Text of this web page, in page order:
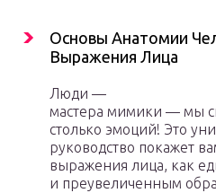
Основы Анатомии
Выражения Лица
Люди —
мастера мимики — мы
столько эмоций! Это
руководство покажет
выражения лица, как
и преувеличенным